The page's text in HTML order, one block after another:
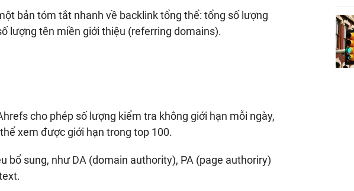
bản tóm tắt nhanh về backlink tổng thể: tổng số lượng
lượng tên miền giới thiệu (referring domains).
cho phép số lượng kiểm tra không giới hạn mỗi ngày,
xem được giới hạn trong top 100.
bổ sung, như DA (domain authority), PA (page authoriry)